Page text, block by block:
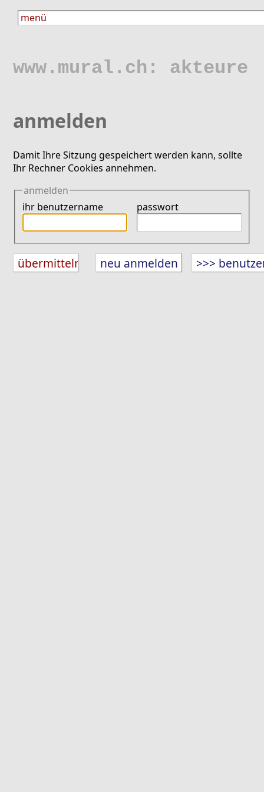
www.mural.ch: akteure
anmelden
Damit Ihre Sitzung gespeichert werden kann, sollte
Ihr Rechner Cookies annehmen.
anmelden
ihr benutzername
passwort
neu anmelden >>>